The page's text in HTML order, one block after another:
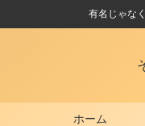
有名じゃな
ホーム